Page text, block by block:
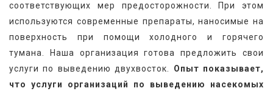
соответствующих мер предосторожности. При этом
используются современные препараты, наносимые на
поверхность при помощи холодного и горячего
тумана. Наша организация готова предложить свои
услуги по выведению двухвосток. Опыт показывает,
что услуги организаций по выведению насекомых